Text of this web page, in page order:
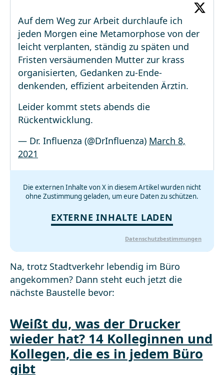
Auf dem Weg zur Arbeit durchlaufe ich
jeden Morgen eine Metamorphose von der
leicht verplanten, ständig zu späten und
Fristen versäumenden Mutter zur krass
organisierten, Gedanken zu-Ende-
denkenden, effizient arbeitenden Ärztin.
Leider kommt stets abends die
Rückentwicklung.
— Dr. Influenza (@DrInfluenza) March 8,
2021
Die externen Inhalte von X in diesem Artikel wurden nicht
ohne Zustimmung geladen, um eure Daten zu schützen.
EXTERNE INHALTE LADEN
Datenschutzbestimmungen
Na, trotz Stadtverkehr lebendig im Büro
angekommen? Dann steht euch jetzt die
nächste Baustelle bevor:
Weißt du, was der Drucker
wieder hat? 14 Kolleginnen und
Kollegen, die es in jedem Büro
gibt